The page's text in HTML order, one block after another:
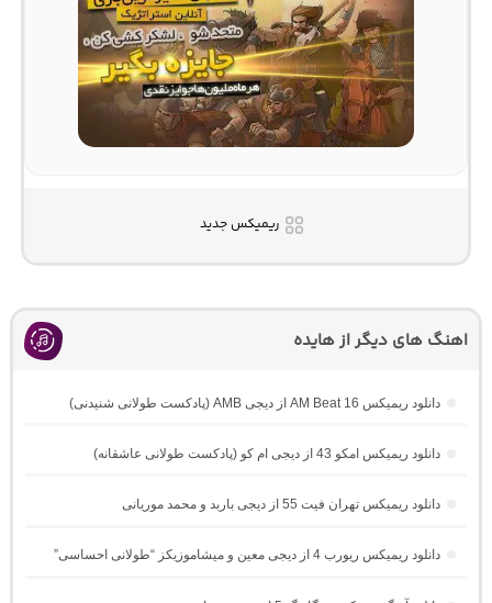
ریمیکس جدید
اهنگ های دیگر از هایده
دانلود ریمیکس AM Beat 16 از دیجی AMB (پادکست طولانی شنیدنی)
دانلود ریمیکس امکو 43 از دیجی ام کو (پادکست طولانی عاشقانه)
دانلود ریمیکس تهران فیت 55 از دیجی باربد و محمد موریانی
دانلود ریمیکس ریورب 4 از دیجی معین و میشاموزیکز “طولانی احساسی”